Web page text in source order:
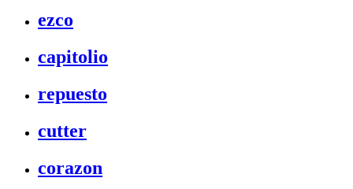
ezco
capitolio
repuesto
cutter
corazon